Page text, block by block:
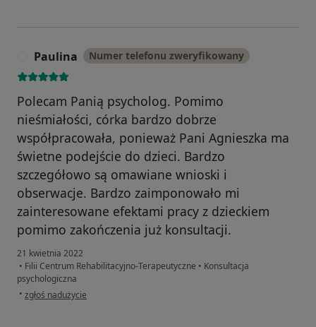
Paulina Numer telefonu zweryfikowany
Polecam Panią psycholog. Pomimo
nieśmiałości, córka bardzo dobrze
współpracowała, ponieważ Pani Agnieszka ma
świetne podejście do dzieci. Bardzo
szczegółowo są omawiane wnioski i
obserwacje. Bardzo zaimponowało mi
zainteresowane efektami pracy z dzieckiem
pomimo zakończenia już konsultacji.
21 kwietnia 2022
• Filii Centrum Rehabilitacyjno-Terapeutyczne • Konsultacja
psychologiczna
• w opinii użytkownika Paulina
zgłoś nadużycie